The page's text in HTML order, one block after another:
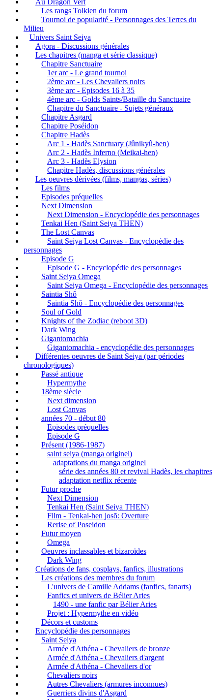
Au Dragon Vert
Les rangs Tolkien du forum
Tournoi de popularité - Personnages des Terres du
Milieu
Univers Saint Seiya
Agora - Discussions générales
Les chapitres (manga et série classique)
Chapitre Sanctuaire
1er arc - Le grand tournoi
2ème arc - Les Chevaliers noirs
3ème arc - Episodes 16 à 35
4ème arc - Golds Saints/Bataille du Sanctuaire
Chapitre du Sanctuaire - Sujets généraux
Chapitre Asgard
Chapitre Poséidon
Chapitre Hadès
Arc 1 - Hadès Sanctuary (Jûnikyû-hen)
Arc 2 - Hadès Inferno (Meikai-hen)
Arc 3 - Hadès Elysion
Chapitre Hadès, discussions générales
Les oeuvres dérivées (films, mangas, séries)
Les films
Episodes préquelles
Next Dimension
Next Dimension - Encyclopédie des personnages
Tenkai Hen (Saint Seiya THEN)
The Lost Canvas
Saint Seiya Lost Canvas - Encyclopédie des
personnages
Episode G
Episode G - Encyclopédie des personnages
Saint Seiya Omega
Saint Seiya Omega - Encyclopédie des personnages
Saintia Shô
Saintia Shô - Encyclopédie des personnages
Soul of Gold
Knights of the Zodiac (reboot 3D)
Dark Wing
Gigantomachia
Gigantomachia - encyclopédie des personnages
Différentes oeuvres de Saint Seiya (par périodes
chronologiques)
Passé antique
Hypermythe
18ème siècle
Next dimension
Lost Canvas
années 70 - début 80
Episodes préquelles
Episode G
Présent (1986-1987)
saint seiya (manga originel)
adaptations du manga originel
série des années 80 et revival Hadès, les chapitres
adaptation netflix récente
Futur proche
Next Dimension
Tenkai Hen (Saint Seiya THEN)
Film - Tenkai-hen josō: Overture
Rerise of Poseidon
Futur moyen
Omega
Oeuvres inclassables et bizaroïdes
Dark Wing
Créations de fans, cosplays, fanfics, illustrations
Les créations des membres du forum
L'univers de Camille Addams (fanfics, fanarts)
Fanfics et univers de Bélier Aries
1490 - une fanfic par Bélier Aries
Projet : Hypermythe en vidéo
Décors et customs
Encyclopédie des personnages
Saint Seiya
Armée d'Athéna - Chevaliers de bronze
Armée d'Athéna - Chevaliers d'argent
Armée d'Athéna - Chevaliers d'or
Chevaliers noirs
Autres Chevaliers (armures inconnues)
Guerriers divins d'Asgard